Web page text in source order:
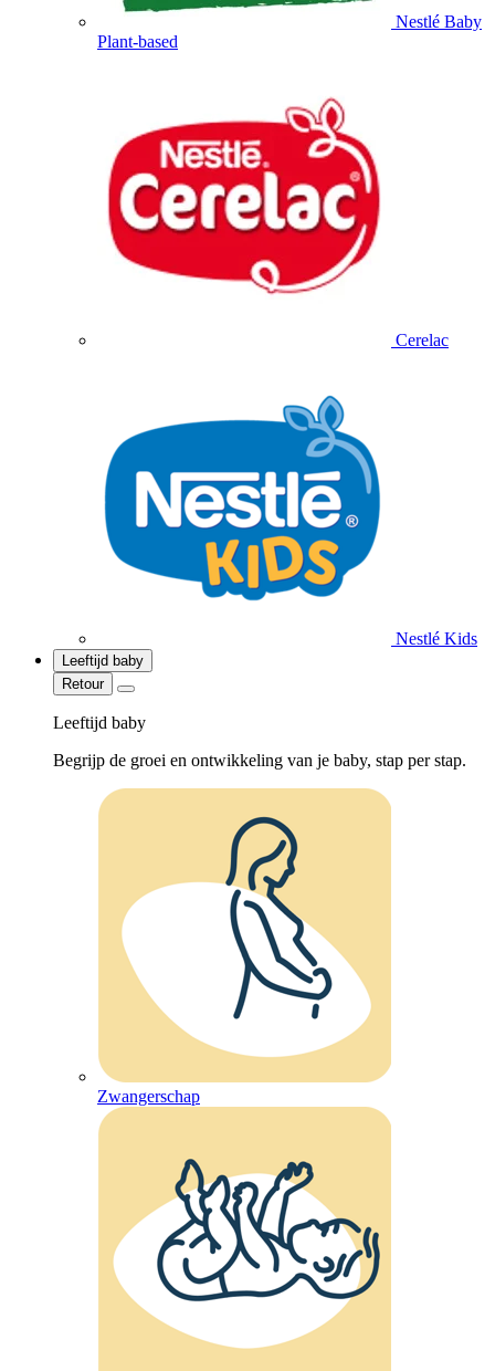
Nestlé Baby
Plant-based
Cerelac
Nestlé Kids
Leeftijd baby
Retour
Leeftijd baby
Begrijp de groei en ontwikkeling van je baby, stap per stap.
Zwangerschap